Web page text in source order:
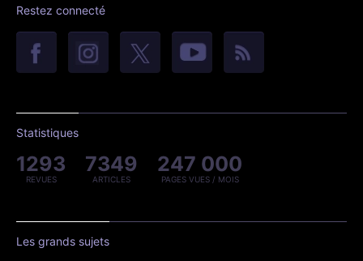
Restez connecté
Statistiques
1293
REVUES
7349
ARTICLES
247 000
PAGES VUES / MOIS
Les grands sujets